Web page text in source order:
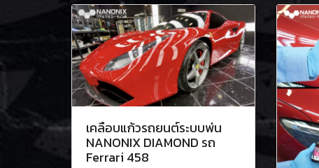
เคลือบแก้วรถยนต์ระบบพ่น
NANONIX DIAMOND รถ
Ferrari 458